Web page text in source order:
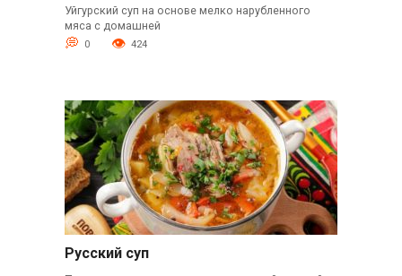
Уйгурский суп на основе мелко нарубленного
мяса с домашней
0 424
Русский суп